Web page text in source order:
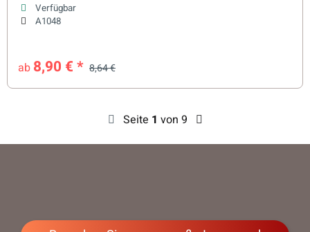
Verfügbar
A1048
ab 8,90 €* 8,64 €
Seite 1 von 9